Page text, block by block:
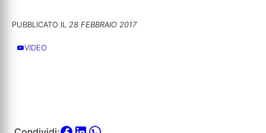
PUBBLICATO IL 28 FEBBRAIO 2017
VIDEO